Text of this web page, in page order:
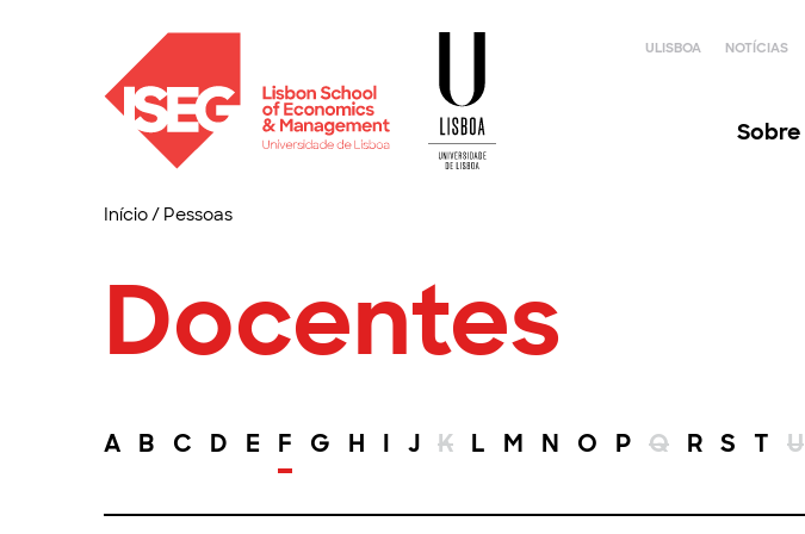
ULISBOA NOTÍCIAS
Sobre
Início/ Pessoas
Docentes
A B C D E F G H I J K L M N O P Q R S T U